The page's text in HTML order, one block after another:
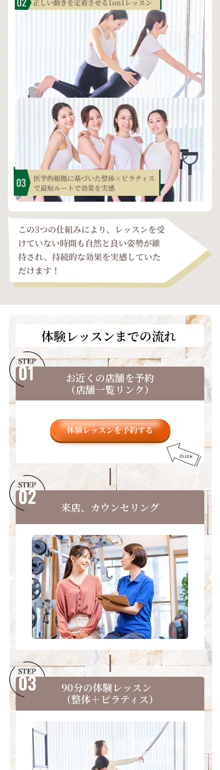
体験レッスンまでの流れ
お近くの店舗を予約
（店舗一覧リンク）
来店、カウンセリング
90分の体験レッスン
（整体＋ピラティス）